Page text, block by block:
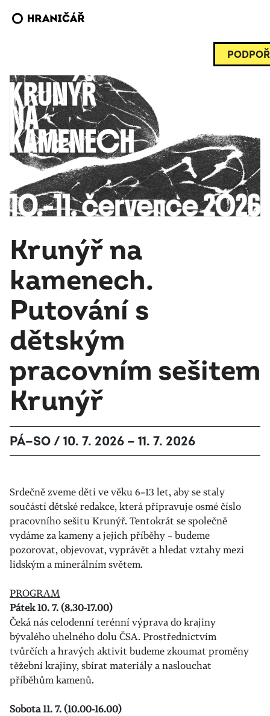
Krunýř na
kamenech.
Putování s
dětským
pracovním sešitem
Krunýř
PÁ—SO / 10. 7. 2026 — 11. 7. 2026
Srdečně zveme děti ve věku 6–13 let, aby se staly
součástí dětské redakce, která připravuje osmé číslo
pracovního sešitu Krunýř. Tentokrát se společně
vydáme za kameny a jejich příběhy – budeme
pozorovat, objevovat, vyprávět a hledat vztahy mezi
lidským a minerálním světem.
PROGRAM
Pátek 10. 7. (8.30-17.00)
Čeká nás celodenní terénní výprava do krajiny
bývalého uhelného dolu ČSA. Prostřednictvím
tvůrčích a hravých aktivit budeme zkoumat proměny
těžební krajiny, sbírat materiály a naslouchat
příběhům kamenů.
Sobota 11. 7. (10.00-16.00)